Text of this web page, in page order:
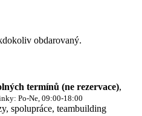
obdarovaný.
termínů (ne rezervace),
Po-Ne, 09:00-18:00
spolupráce, teambuilding